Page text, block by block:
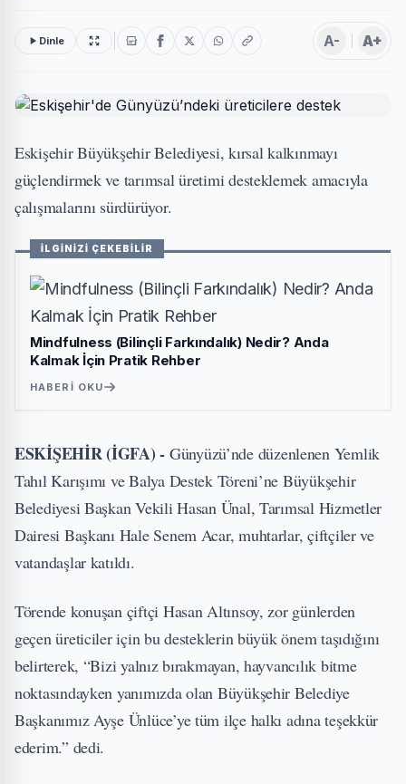
Dinle A- A+
Eskişehir Büyükşehir Belediyesi, kırsal kalkınmayı
güçlendirmek ve tarımsal üretimi desteklemek amacıyla
çalışmalarını sürdürüyor.
İLGİNİZİ ÇEKEBİLİR
Mindfulness (Bilinçli Farkındalık) Nedir? Anda
Kalmak İçin Pratik Rehber
HABERI OKU
ESKİŞEHİR (İGFA) - Günyüzü’nde düzenlenen Yemlik
Tahıl Karışımı ve Balya Destek Töreni’ne Büyükşehir
Belediyesi Başkan Vekili Hasan Ünal, Tarımsal Hizmetler
Dairesi Başkanı Hale Senem Acar, muhtarlar, çiftçiler ve
vatandaşlar katıldı.
Törende konuşan çiftçi Hasan Altınsoy, zor günlerden
geçen üreticiler için bu desteklerin büyük önem taşıdığını
belirterek, “Bizi yalnız bırakmayan, hayvancılık bitme
noktasındayken yanımızda olan Büyükşehir Belediye
Başkanımız Ayşe Ünlüce’ye tüm ilçe halkı adına teşekkür
ederim.” dedi.